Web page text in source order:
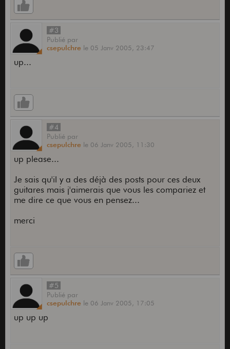
#3
Publié par
csepulchre le 05 Janv 2005, 23:47
up...
#4
Publié par
csepulchre le 06 Janv 2005, 11:30
up please...
Je sais qu'il y a des déjà des posts pour ces deux
guitares mais j'aimerais que vous les compariez et
me dire ce que vous en pensez...
merci
#5
Publié par
csepulchre le 06 Janv 2005, 17:05
up up up